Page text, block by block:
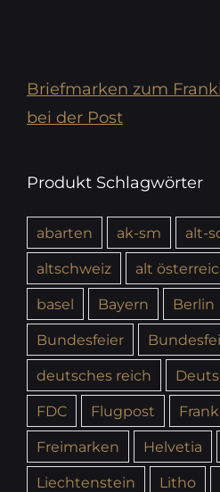
Briefmarken zum
bei der Post
Produkt Schlagwörter
abarten ak-sm
alt-
altschweiz
alt
basel
Bayern Berlin
Bundesfeier
deutsches reich
FDC
Flugpost
Freimarken
Helvetia
Liechtenstein
Litho